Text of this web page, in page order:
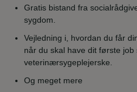
Gratis bistand fra
sygdom.
Vejledning i, hvordan du får
når du skal have dit første job
veterinærsygeplejerske.
Og meget mere